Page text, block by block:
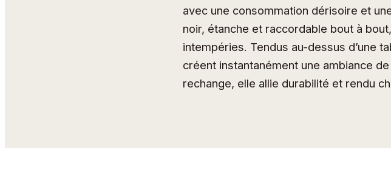
avec une consommation dérisoire et
noir, étanche et raccordable bout à
intempéries. Tendus au-dessus d’une
créent instantanément une ambiance
rechange, elle allie durabilité et rendu